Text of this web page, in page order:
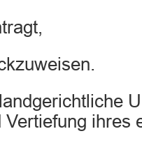
ihres